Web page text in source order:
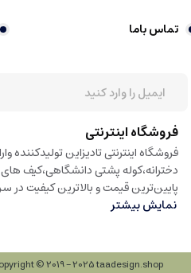
تماس باما
فروشگاه اینترنتی
فروشگاه اینترنتی تادیزاین تولیدکننده
دخترانه،کوله پشتی دانشگاهی،کیف
پایین‌ترین قیمت و بالاترین کیفیت در
نمایش بیشتر
© 2019 - 2025 taadesign.shop